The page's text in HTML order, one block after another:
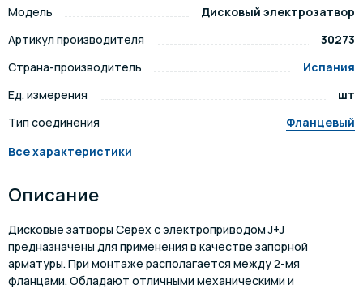
Модель
Дисковый электрозатвор
Артикул производителя
30273
Страна-производитель
Испания
Ед. измерения
шт
Тип соединения
Фланцевый
Все характеристики
Описание
Дисковые затворы Cepex с электроприводом J+J
предназначены для применения в качестве запорной
арматуры. При монтаже располагается между 2-мя
фланцами. Обладают отличными механическими и